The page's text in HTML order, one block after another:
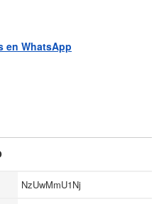
en WhatsApp
NzUwMmU1Nj